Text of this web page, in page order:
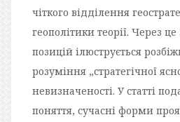
чіткого відділення
геополітики теорії. Через
позицій ілюструється
розуміння „стратегічної
невизначеності. У статті
поняття, сучасні форми